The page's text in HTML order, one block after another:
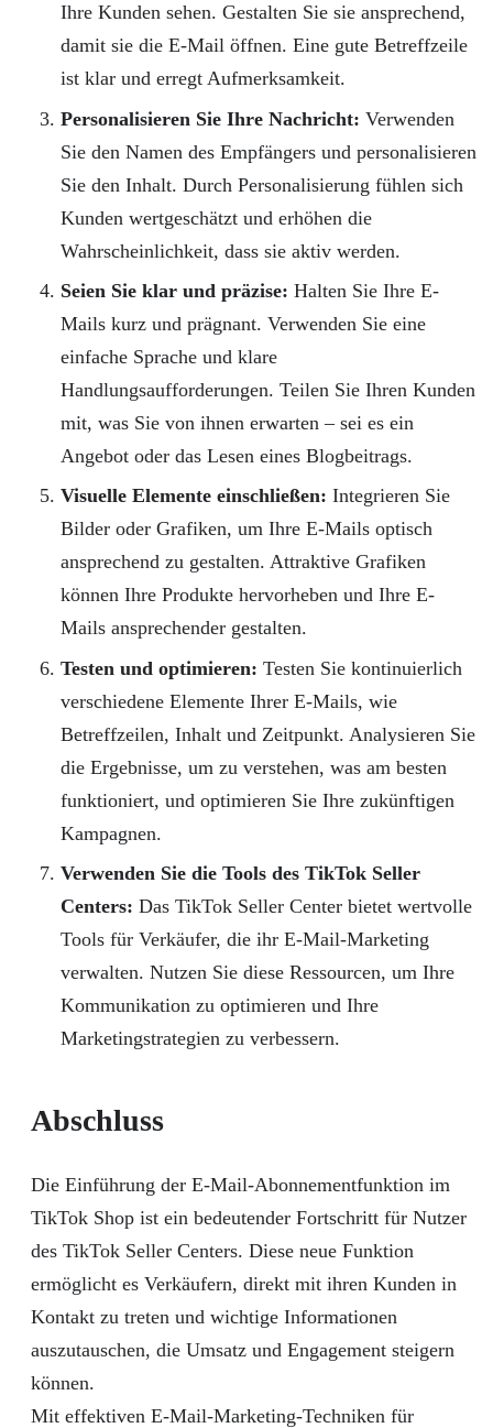
Ihre Kunden sehen. Gestalten Sie sie ansprechend,
damit sie die E-Mail öffnen. Eine gute Betreffzeile
ist klar und erregt Aufmerksamkeit.
Personalisieren Sie Ihre Nachricht: Verwenden
Sie den Namen des Empfängers und personalisieren
Sie den Inhalt. Durch Personalisierung fühlen sich
Kunden wertgeschätzt und erhöhen die
Wahrscheinlichkeit, dass sie aktiv werden.
Seien Sie klar und präzise: Halten Sie Ihre E-
Mails kurz und prägnant. Verwenden Sie eine
einfache Sprache und klare
Handlungsaufforderungen. Teilen Sie Ihren Kunden
mit, was Sie von ihnen erwarten – sei es ein
Angebot oder das Lesen eines Blogbeitrags.
Visuelle Elemente einschließen: Integrieren Sie
Bilder oder Grafiken, um Ihre E-Mails optisch
ansprechend zu gestalten. Attraktive Grafiken
können Ihre Produkte hervorheben und Ihre E-
Mails ansprechender gestalten.
Testen und optimieren: Testen Sie kontinuierlich
verschiedene Elemente Ihrer E-Mails, wie
Betreffzeilen, Inhalt und Zeitpunkt. Analysieren Sie
die Ergebnisse, um zu verstehen, was am besten
funktioniert, und optimieren Sie Ihre zukünftigen
Kampagnen.
Verwenden Sie die Tools des TikTok Seller
Centers: Das TikTok Seller Center bietet wertvolle
Tools für Verkäufer, die ihr E-Mail-Marketing
verwalten. Nutzen Sie diese Ressourcen, um Ihre
Kommunikation zu optimieren und Ihre
Marketingstrategien zu verbessern.
Abschluss
Die Einführung der E-Mail-Abonnementfunktion im
TikTok Shop ist ein bedeutender Fortschritt für Nutzer
des TikTok Seller Centers. Diese neue Funktion
ermöglicht es Verkäufern, direkt mit ihren Kunden in
Kontakt zu treten und wichtige Informationen
auszutauschen, die Umsatz und Engagement steigern
können.
Mit effektiven E-Mail-Marketing-Techniken für